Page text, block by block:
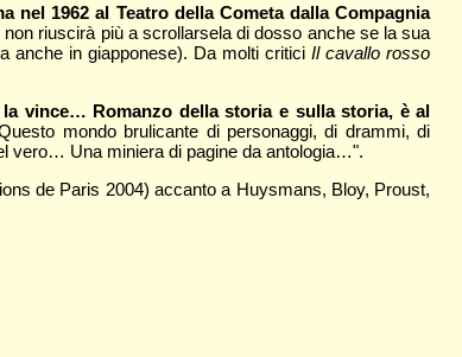
nel 1962 al Teatro della Cometa dalla Compagnia
riuscirà più a scrollarsela di dosso anche se la sua
anche in giapponese). Da molti criticiIl cavallo rosso
vince… Romanzo della storia e sulla storia, è al
mondo brulicante di personaggi, di drammi, di
vero… Una miniera di pagine da antologia…".
de Paris 2004) accanto a Huysmans, Bloy, Proust,